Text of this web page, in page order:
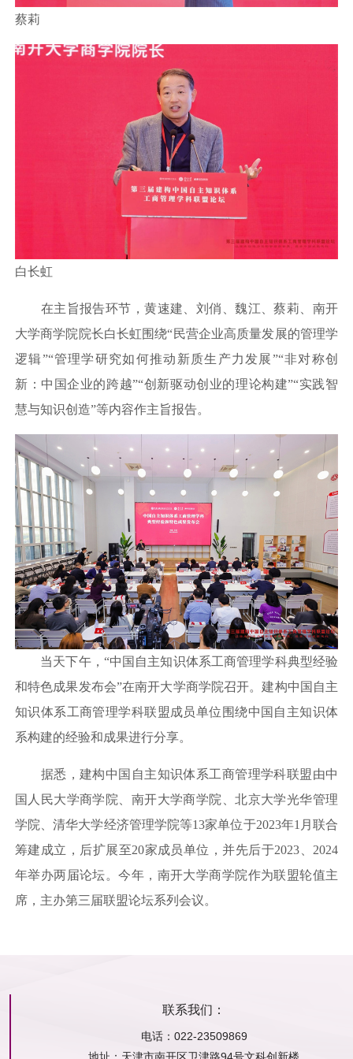
蔡莉
白长虹
在主旨报告环节，黄速建、刘俏、魏江、蔡莉、南开
大学商学院院长白长虹围绕“民营企业高质量发展的管理学
逻辑”“管理学研究如何推动新质生产力发展”“非对称创
新：中国企业的跨越”“创新驱动创业的理论构建”“实践智
慧与知识创造”等内容作主旨报告。
当天下午，“中国自主知识体系工商管理学科典型经验
和特色成果发布会”在南开大学商学院召开。建构中国自主
知识体系工商管理学科联盟成员单位围绕中国自主知识体
系构建的经验和成果进行分享。
据悉，建构中国自主知识体系工商管理学科联盟由中
国人民大学商学院、南开大学商学院、北京大学光华管理
学院、清华大学经济管理学院等13家单位于2023年1月联合
筹建成立，后扩展至20家成员单位，并先后于2023、2024
年举办两届论坛。今年，南开大学商学院作为联盟轮值主
席，主办第三届联盟论坛系列会议。
联系我们：
电话：022-23509869